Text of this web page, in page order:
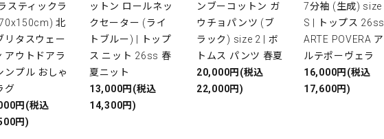
スティックラ
北
リタスウェー
アウトドアラ
ンプル おしゃ
グ
円(税込
円)
ットン ロールネッ
クセーター (ライ
トブルー) | トップ
ス ニット 26ss 春
夏ニット
13,000円(税込
14,300円)
ンブーコットン ガ
ウチョパンツ (ブ
ラック) size 2 | ボ
トムス パンツ 春夏
20,000円(税込
22,000円)
7分袖 (生成) size
S | トップス 26ss
ARTE POVERA ア
ルテポーヴェラ
16,000円(税込
17,600円)